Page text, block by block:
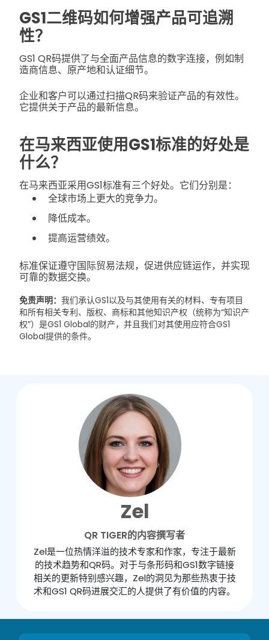
GS1二维码如何增强产品可追溯
性？
GS1 QR码提供了与全面产品信息的数字连接，例如制
造商信息、原产地和认证细节。
企业和客户可以通过扫描QR码来验证产品的有效性。
它提供关于产品的最新信息。
在马来西亚使用GS1标准的好处是
什么？
在马来西亚采用GS1标准有三个好处。它们分别是：
全球市场上更大的竞争力。
降低成本。
提高运营绩效。
标准保证遵守国际贸易法规，促进供应链运作，并实现
可靠的数据交换。
免责声明： 我们承认GS1以及与其使用有关的材料、专有项目
和所有相关专利、版权、商标和其他知识产权（统称为“知识产
权”）是GS1 Global的财产，并且我们对其使用应符合GS1
Global提供的条件。
Zel
QR TIGER的内容撰写者
Zel是一位热情洋溢的技术专家和作家，专注于最新
的技术趋势和QR码。对于与条形码和GS1数字链接
相关的更新特别感兴趣，Zel的洞见为那些热衷于技
术和GS1 QR码进展交汇的人提供了有价值的内容。